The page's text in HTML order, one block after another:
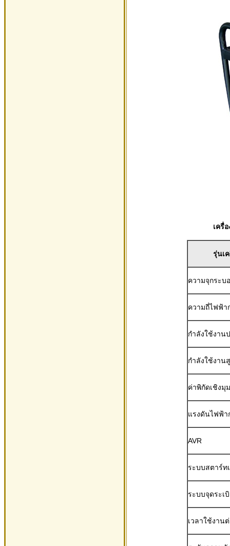
เครื่
รุ่นเ
ความจุกระบ
ความถี่ไฟฟ้า
กำลังใช้งาน
กำลังใช้งาน
ค่าพิกัดเชิงมุม
แรงดันไฟฟ้
AVR
ระบบสตาร์ท
ระบบจุดระเ
เวลาใช้งาน